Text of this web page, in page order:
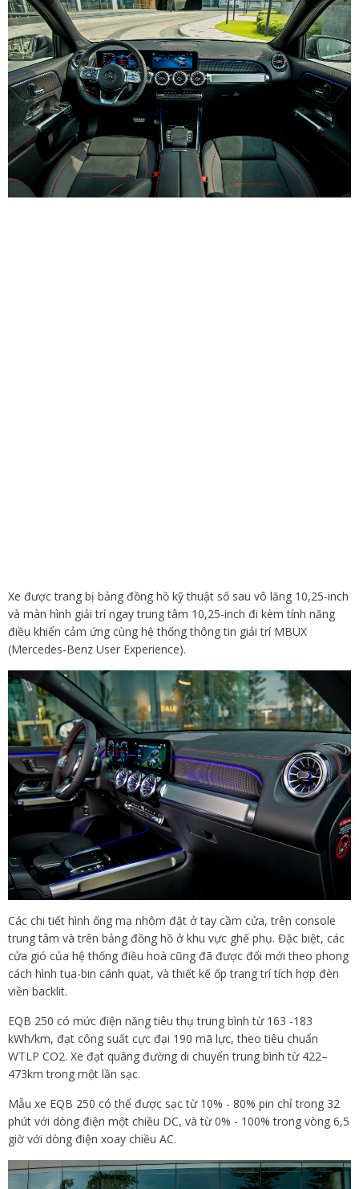
Xe được trang bị bảng đồng hồ kỹ thuật số sau vô lăng 10,25-inch
và màn hình giải trí ngay trung tâm 10,25-inch đi kèm tính năng
điều khiển cảm ứng cùng hệ thống thông tin giải trí MBUX
(Mercedes-Benz User Experience).
Các chi tiết hình ống mạ nhôm đặt ở tay cầm cửa, trên console
trung tâm và trên bảng đồng hồ ở khu vực ghế phụ. Đặc biệt, các
cửa gió của hệ thống điều hoà cũng đã được đổi mới theo phong
cách hình tua-bin cánh quạt, và thiết kế ốp trang trí tích hợp đèn
viền backlit.
EQB 250 có mức điện năng tiêu thụ trung bình từ 163 -183
kWh/km, đạt công suất cực đại 190 mã lực, theo tiêu chuẩn
WTLP CO2. Xe đạt quãng đường di chuyển trung bình từ 422–
473km trong một lần sạc.
Mẫu xe EQB 250 có thể được sạc từ 10% - 80% pin chỉ trong 32
phút với dòng điện một chiều DC, và từ 0% - 100% trong vòng 6,5
giờ với dòng điện xoay chiều AC.